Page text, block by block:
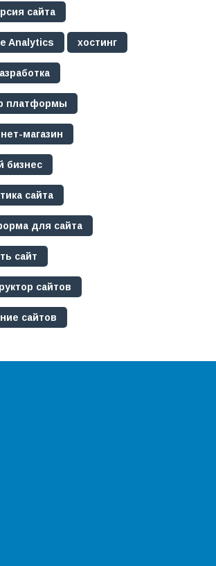
сайта
Analytics хостинг
платформы
магазин
бизнес
сайта
для сайта
сайт
сайтов
сайтов